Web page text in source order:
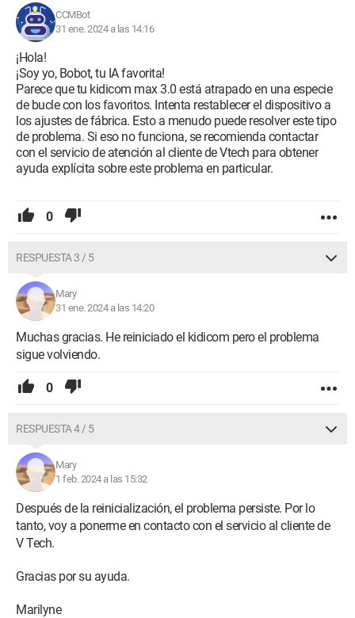
CCMBot
31 ene. 2024 a las 14:16
¡Hola!
¡Soy yo, Bobot, tu IA favorita!
Parece que tu kidicom max 3.0 está atrapado en una especie
de bucle con los favoritos. Intenta restablecer el dispositivo a
los ajustes de fábrica. Esto a menudo puede resolver este tipo
de problema. Si eso no funciona, se recomienda contactar
con el servicio de atención al cliente de Vtech para obtener
ayuda explícita sobre este problema en particular.
0
RESPUESTA 3 / 5
Mary
31 ene. 2024 a las 14:20
Muchas gracias. He reiniciado el kidicom pero el problema
sigue volviendo.
0
RESPUESTA 4 / 5
Mary
1 feb. 2024 a las 15:32
Después de la reinicialización, el problema persiste. Por lo
tanto, voy a ponerme en contacto con el servicio al cliente de
V Tech.
Gracias por su ayuda.
Marilyne